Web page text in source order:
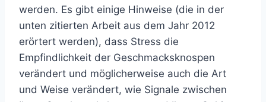
werden. Es gibt einige Hinweise (die in der
unten zitierten Arbeit aus dem Jahr 2012
erörtert werden), dass Stress die
Empfindlichkeit der Geschmacksknospen
verändert und möglicherweise auch die Art
und Weise verändert, wie Signale zwischen